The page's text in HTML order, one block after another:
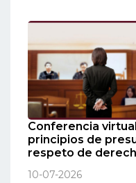
Conferencia
principios de
respeto de
10-07-2026